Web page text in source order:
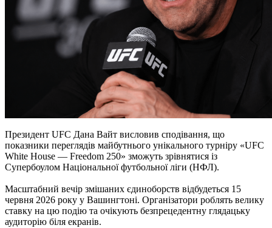
Президент UFC Дана Вайт висловив сподівання, що
показники переглядів майбутнього унікального турніру «UFC
White House — Freedom 250» зможуть зрівнятися із
Супербоулом Національної футбольної ліги (НФЛ).
Масштабний вечір змішаних єдиноборств відбудеться 15
червня 2026 року у Вашингтоні. Організатори роблять велику
ставку на цю подію та очікують безпрецедентну глядацьку
аудиторію біля екранів.